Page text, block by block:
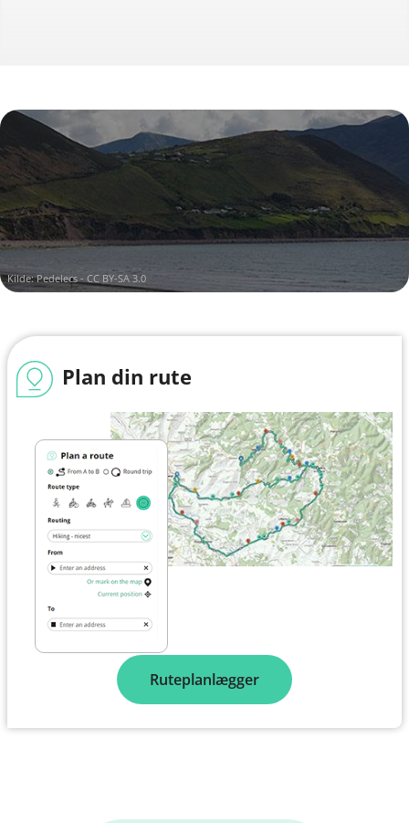
Kilde:Pedelecs - CC BY-SA 3.0
Plan din rute
Ruteplanlægger